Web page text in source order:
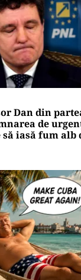
Dan din
de
iasă fum alb